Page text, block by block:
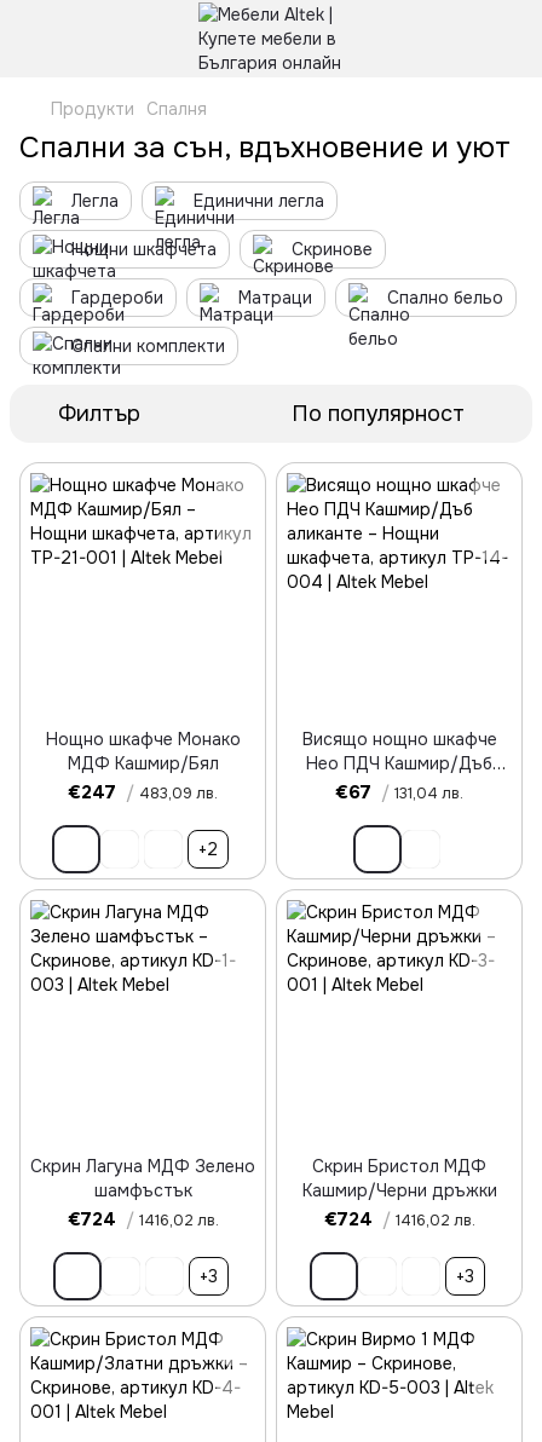
Продукти Спалня
Спални за сън, вдъхновение и уют
Легла Единични легла
Нощни шкафчета Скринове
Гардероби Матраци Спално бельо
Спални комплекти
Филтър По популярност
Нощно шкафче Монако
МДФ Кашмир/Бял
€247 / 483,09 лв.
+2
Висящо нощно шкафче
Нео ПДЧ Кашмир/Дъб
аликанте
€67 / 131,04 лв.
Скрин Лагуна МДФ Зелено
шамфъстък
€724 / 1416,02 лв.
+3
Скрин Бристол МДФ
Кашмир/Черни дръжки
€724 / 1416,02 лв.
+3